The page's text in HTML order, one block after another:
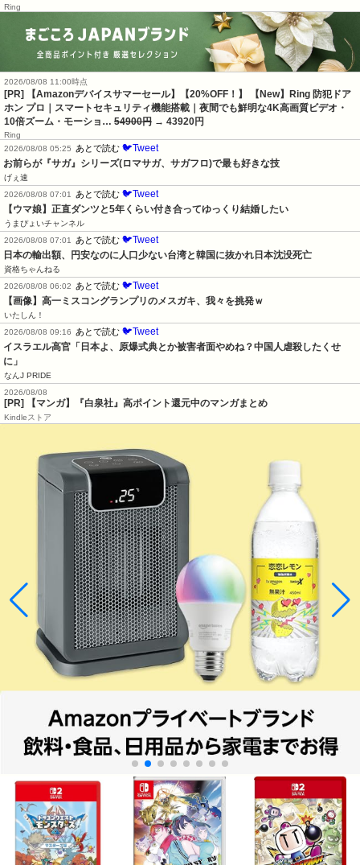
Ring
2026/08/08 11:00時点
[PR] 【Amazonデバイスサマーセール】【20%OFF！】 【New】Ring 防犯ドア
ホン プロ｜スマートセキュリティ機能搭載｜夜間でも鮮明な4K高画質ビデオ・
10倍ズーム・モーショ… 54900円 → 43920円
Ring
2026/08/08 05:25
あとで読む 🐦Tweet
お前らが『サガ』シリーズ(ロマサガ、サガフロ)で最も好きな技
げぇ速
2026/08/08 07:01
あとで読む 🐦Tweet
【ウマ娘】正直ダンツと5年くらい付き合ってゆっくり結婚したい
うまぴょいチャンネル
2026/08/08 07:01
あとで読む 🐦Tweet
日本の輸出額、円安なのに人口少ない台湾と韓国に抜かれ日本沈没死亡
資格ちゃんねる
2026/08/08 06:02
あとで読む 🐦Tweet
【画像】高一ミスコングランプリのメスガキ、我々を挑発ｗ
いたしん！
2026/08/08 09:16
あとで読む 🐦Tweet
イスラエル高官「日本よ、原爆式典とか被害者面やめね？中国人虐殺したくせ
に」
なんJ PRIDE
2026/08/08
[PR] 【マンガ】『白泉社』高ポイント還元中のマンガまとめ
Kindleストア